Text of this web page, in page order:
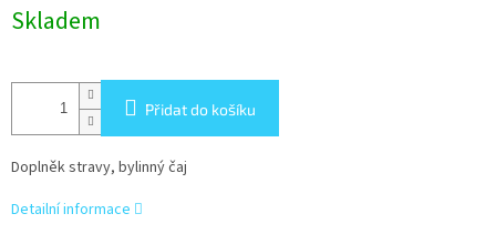
cena:
Skladem
Přidat do košíku
Doplněk stravy, bylinný čaj
Detailní informace